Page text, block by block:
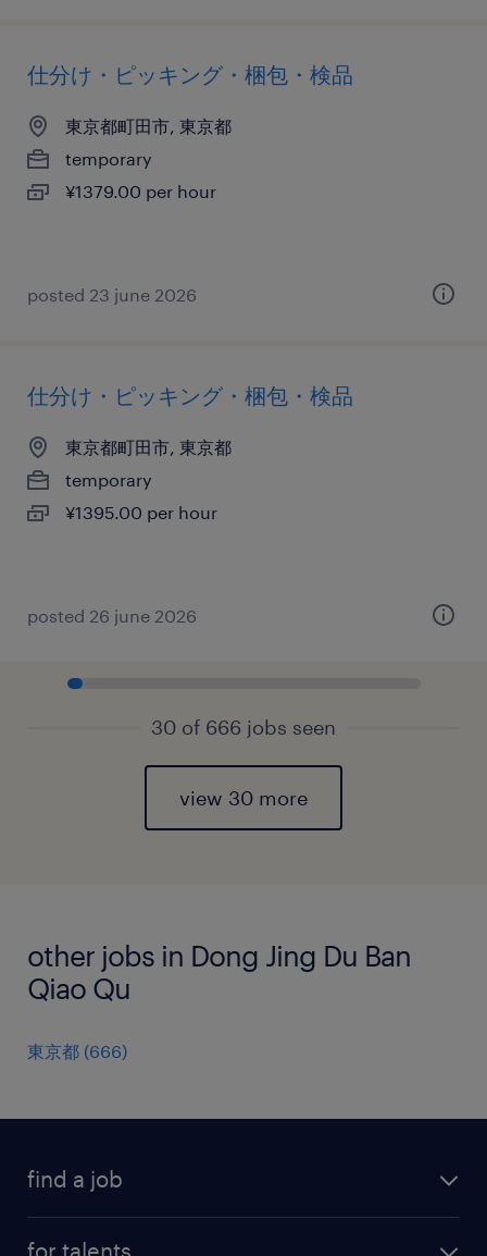
仕分け・ピッキング・梱包・検品
東京都町田市, 東京都
temporary
¥1379.00 per hour
posted 23 june 2026
仕分け・ピッキング・梱包・検品
東京都町田市, 東京都
temporary
¥1395.00 per hour
posted 26 june 2026
30 of 666 jobs seen
view 30 more
other jobs in Dong Jing Du Ban
Qiao Qu
東京都 (666)
find a job
for talents